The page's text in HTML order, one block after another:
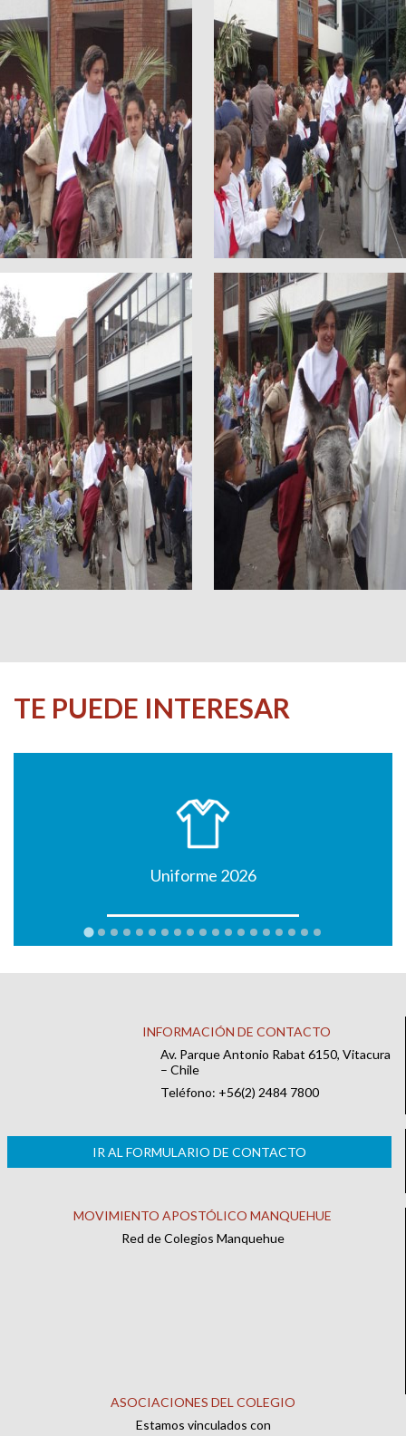
TE PUEDE INTERESAR
Uniforme 2026
INFORMACIÓN DE CONTACTO
Av. Parque Antonio Rabat 6150, Vitacura
– Chile
Teléfono: +56(2) 2484 7800
IR AL FORMULARIO DE CONTACTO
MOVIMIENTO APOSTÓLICO MANQUEHUE
Red de Colegios Manquehue
ASOCIACIONES DEL COLEGIO
Estamos vinculados con